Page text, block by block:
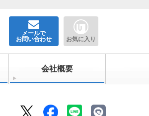
メールで
お問い合わせ お気に入り
会社概要